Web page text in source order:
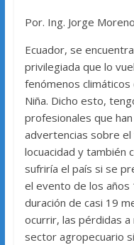
Por. Ing. Jorge
Ecuador, se
privilegiada que lo
fenómenos climáticos
Niña. Dicho esto,
profesionales que
advertencias sobre el
locuacidad y también
sufriría el país si se
el evento de los
duración de casi 19
ocurrir, las pérdidas a
sector agropecuario